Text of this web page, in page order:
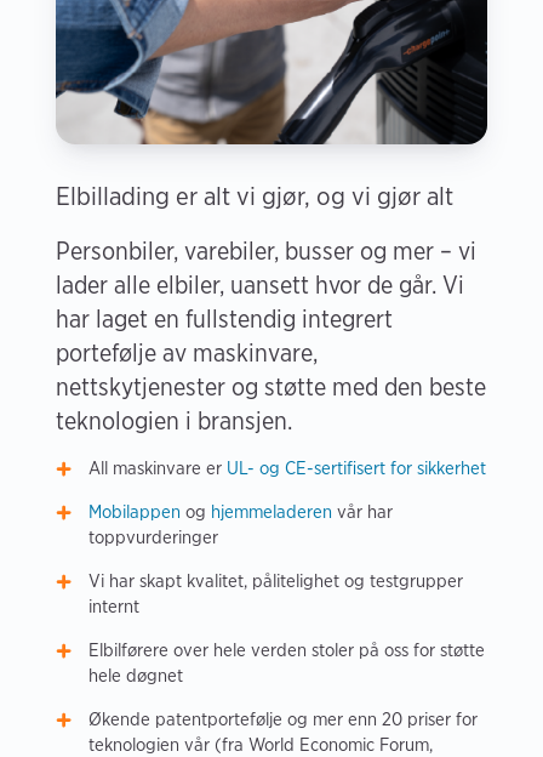
Elbillading er alt vi gjør, og vi gjør alt
Personbiler, varebiler, busser og mer – vi
lader alle elbiler, uansett hvor de går. Vi
har laget en fullstendig integrert
portefølje av maskinvare,
nettskytjenester og støtte med den beste
teknologien i bransjen.
All maskinvare er UL- og CE-sertifisert for sikkerhet
Mobilappen og hjemmeladeren vår har
toppvurderinger
Vi har skapt kvalitet, pålitelighet og testgrupper
internt
Elbilførere over hele verden stoler på oss for støtte
hele døgnet
Økende patentportefølje og mer enn 20 priser for
teknologien vår (fra World Economic Forum,